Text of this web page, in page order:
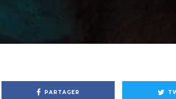
PARTAGER